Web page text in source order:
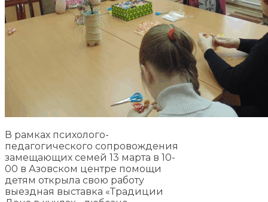
В рамках психолого-
педагогического сопровождения
замещающих семей 13 марта в 10-
00 в Азовском центре помощи
детям открыла свою работу
выездная выставка «Традиции